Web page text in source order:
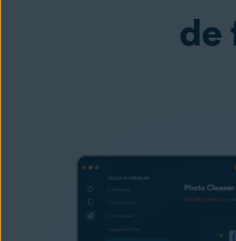
de